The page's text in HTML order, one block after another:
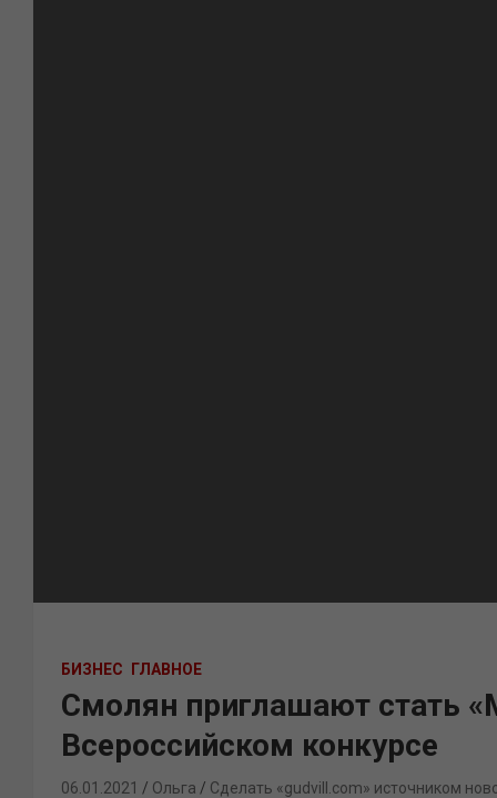
БИЗНЕС ГЛАВНОЕ
Смолян приглашают стать
Всероссийском конкурсе
06.01.2021 Ольга Сделать «gudvill.com» источником